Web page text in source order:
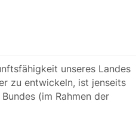
unseres Landes
zu entwickeln, ist jenseits
(im Rahmen der